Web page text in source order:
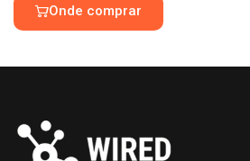
Onde comprar